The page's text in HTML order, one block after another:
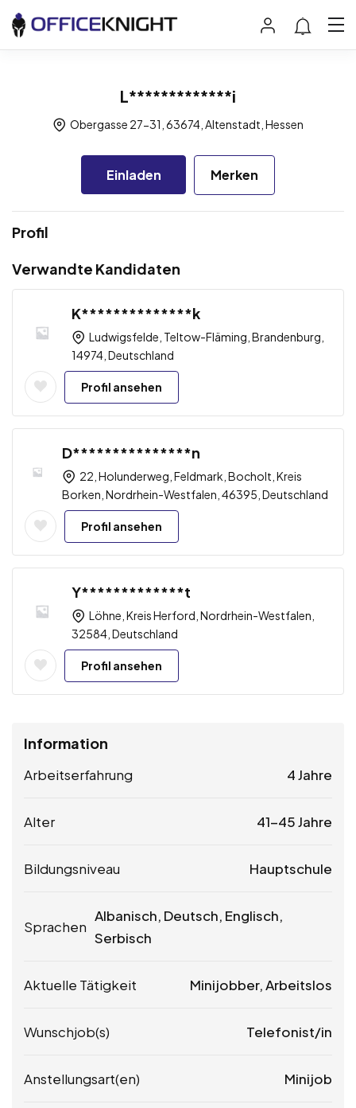
L*************i
Obergasse 27-31, 63674, Altenstadt, Hessen
Einladen Merken
Profil
Verwandte Kandidaten
K**************k
Ludwigsfelde, Teltow-Fläming, Brandenburg,
14974, Deutschland
Profil ansehen
D***************n
22, Holunderweg, Feldmark, Bocholt, Kreis
Borken, Nordrhein-Westfalen, 46395, Deutschland
Profil ansehen
Y*************t
Löhne, Kreis Herford, Nordrhein-Westfalen,
32584, Deutschland
Profil ansehen
Information
Arbeitserfahrung 4 Jahre
Alter 41-45 Jahre
Bildungsniveau Hauptschule
Sprachen
Albanisch, Deutsch, Englisch,
Serbisch
Aktuelle Tätigkeit Minijobber, Arbeitslos
Wunschjob(s) Telefonist/in
Anstellungsart(en) Minijob